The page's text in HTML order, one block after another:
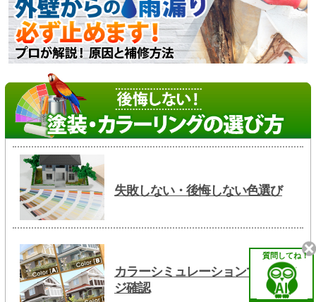
失敗しない・後悔しない色選び
カラーシミュレーションでイメー
ジ確認
質問してね！